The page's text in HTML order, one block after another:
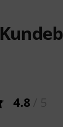
4.8